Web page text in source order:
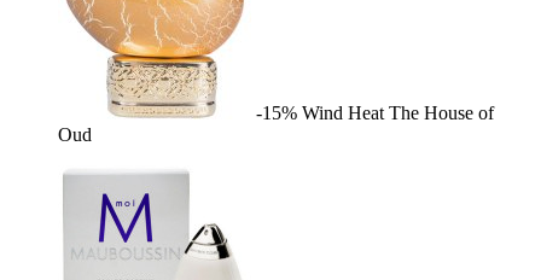
-15% Wind Heat The House of
Oud